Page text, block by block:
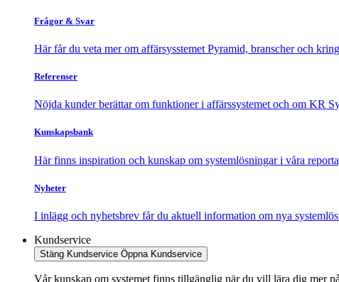
Frågor & Svar
Här får du veta mer om affärsysstemet Pyramid, branscher och
Referenser
Nöjda kunder berättar om funktioner i affärssystemet och om KR
Kunskapsbank
Här finns inspiration och kunskap om systemlösningar i våra
Nyheter
I inlägg och nyhetsbrev får du aktuell information om nya
Kundservice
Stäng Kundservice Öppna Kundservice
Vår kunskap om systemet finns tillgänglig när du vill lära dig mer